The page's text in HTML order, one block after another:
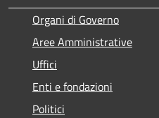
Organi di Governo
Aree Amministrative
Uffici
Enti e fondazioni
Politici